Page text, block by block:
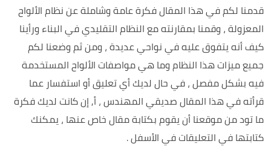
قدمنا لكم في هذا المقال فكرة عامة وشاملة عن نظام الألواح
المعزولة ، وقمنا بمقارنته مع النظام التقليدي في البناء ورأينا
كيف أنه يتفوق عليه في نواحي عديدة ، ومن ثم وضعنا لكم
جميع ميزات هذا النظام وما هي مواصفات الألواح المستخدمة
فيه بشكل مفصل ، في حال لديك أي تعليق أو استفسار عما
قرأته في هذا المقال صديقي المهندس ، أ, إن كانت لديك فكرة
ما تود من موقعنا أن يقوم بكتابة مقال خاص عنها ، يمكنك
كتابتها في التعليقات في الأسفل .